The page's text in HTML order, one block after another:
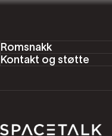
Romsnakk
Kontakt og støtte
Romsnakk